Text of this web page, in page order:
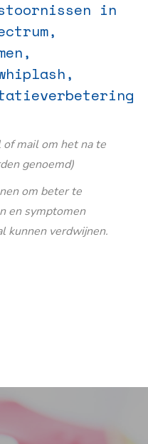
in
mail om het na te
genoemd)
om beter te
en symptomen
kunnen verdwijnen.